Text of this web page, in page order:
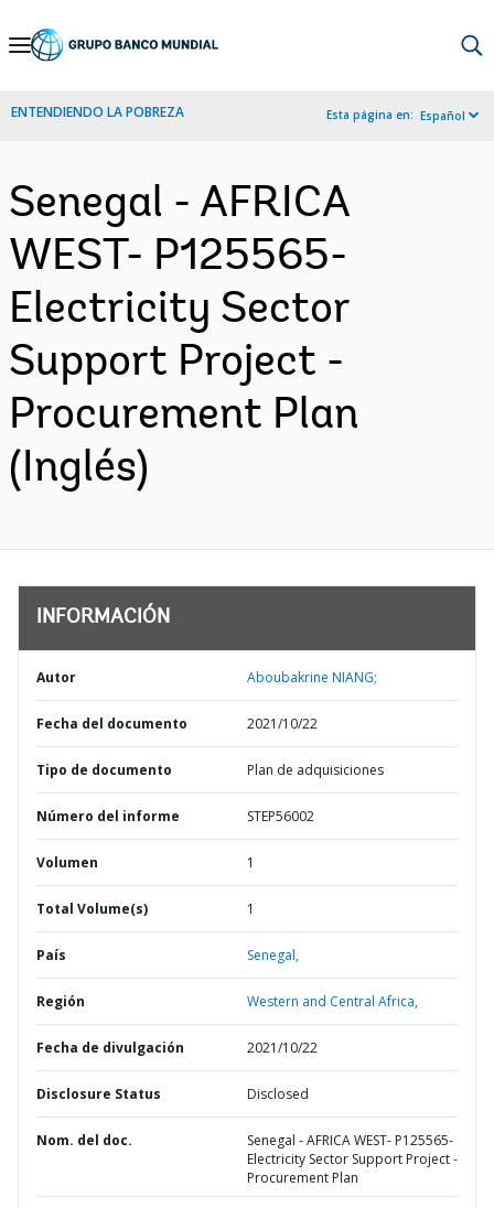
Skip
Navigation
ENTENDIENDO LA POBREZA Esta página en: Español
Senegal - AFRICA
WEST- P125565-
Electricity Sector
Support Project -
Procurement Plan
(Inglés)
INFORMACIÓN
Autor Aboubakrine NIANG;
Fecha del documento 2021/10/22
Tipo de documento Plan de adquisiciones
Número del informe STEP56002
Volumen 1
Total Volume(s) 1
País Senegal,
Región Western and Central Africa,
Fecha de divulgación 2021/10/22
Disclosure Status Disclosed
Nom. del doc.
Senegal - AFRICA WEST- P125565-
Electricity Sector Support Project -
Procurement Plan